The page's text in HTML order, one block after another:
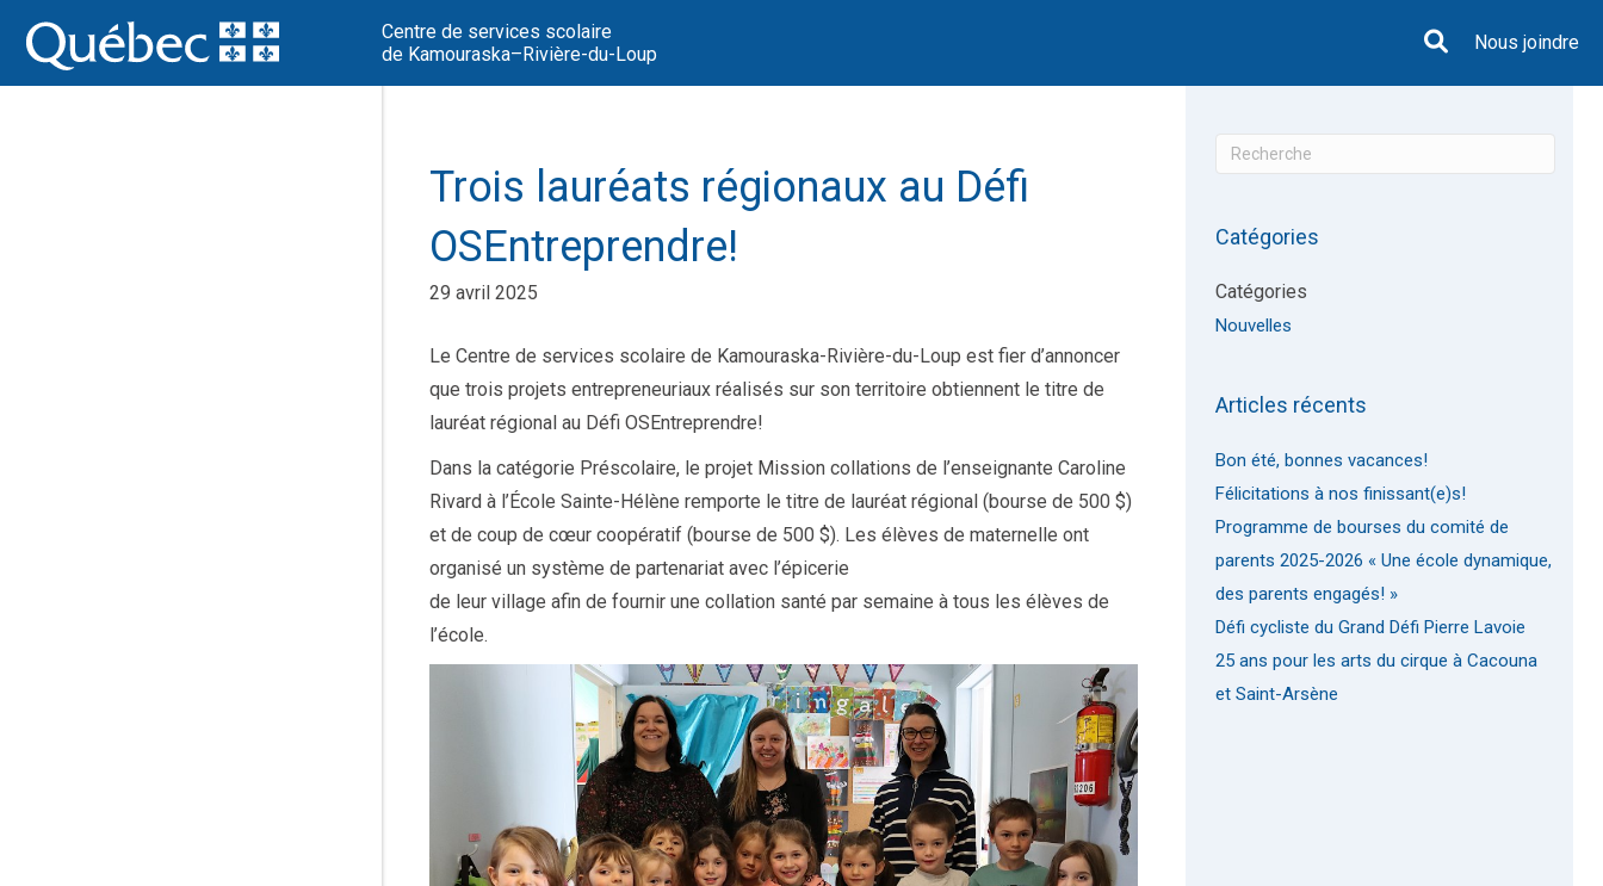
Trois lauréats régionaux au Défi
OSEntreprendre!
29 avril 2025
Le Centre de services scolaire de Kamouraska-Rivière-du-Loup est fier d’annoncer
que trois projets entrepreneuriaux réalisés sur son territoire obtiennent le titre de
lauréat régional au Défi OSEntreprendre!
Dans la catégorie Préscolaire, le projet Mission collations de l’enseignante Caroline
Rivard à l’École Sainte-Hélène remporte le titre de lauréat régional (bourse de 500 $)
et de coup de cœur coopératif (bourse de 500 $). Les élèves de maternelle ont
organisé un système de partenariat avec l’épicerie
de leur village afin de fournir une collation santé par semaine à tous les élèves de
l’école.
Catégories
Catégories
Nouvelles
Articles récents
Bon été, bonnes vacances!
Félicitations à nos finissant(e)s!
Programme de bourses du comité de
parents 2025-2026 « Une école dynamique,
des parents engagés! »
Défi cycliste du Grand Défi Pierre Lavoie
25 ans pour les arts du cirque à Cacouna
et Saint-Arsène
Centre de services scolaire
de Kamouraska–Rivière-du-Loup
Nous joindre